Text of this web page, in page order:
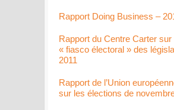
Rapport Doing Business –
Rapport du Centre Carter sur
« fiasco électoral » des
2011
Rapport de l’Union
sur les élections de